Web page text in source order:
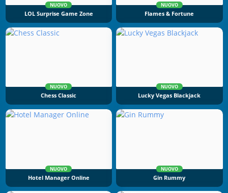
NUOVO
LOL Surprise Game Zone
NUOVO
Flames & Fortune
NUOVO
Chess Classic
NUOVO
Lucky Vegas Blackjack
NUOVO
Hotel Manager Online
NUOVO
Gin Rummy